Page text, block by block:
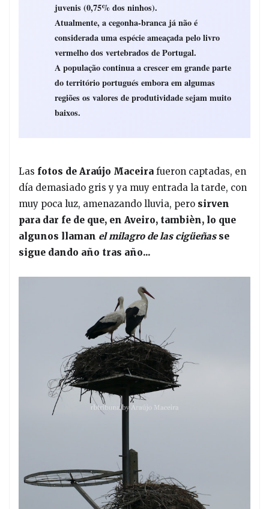
juvenis (0,75% dos ninhos).
Atualmente, a cegonha-branca já não é
considerada uma espécie ameaçada pelo livro
vermelho dos vertebrados de Portugal.
A população continua a crescer em grande parte
do território portugués embora em algumas
regiões os valores de produtividade sejam muito
baixos.
Las fotos de Araújo Maceira fueron captadas, en
día demasiado gris y ya muy entrada la tarde, con
muy poca luz, amenazando lluvia, pero sirven
para dar fe de que, en Aveiro, tambièn, lo que
algunos llaman el milagro de las cigüeñasse
sigue dando año tras año...